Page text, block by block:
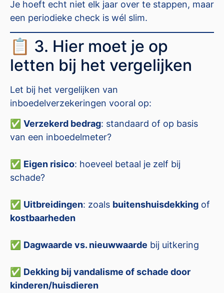
Je hoeft echt niet elk jaar over te stappen, maar
een periodieke check is wél slim.
📋 3. Hier moet je op
letten bij het vergelijken
Let bij het vergelijken van
inboedelverzekeringen vooral op:
✅ Verzekerd bedrag: standaard of op basis
van een inboedelmeter?
✅ Eigen risico: hoeveel betaal je zelf bij
schade?
✅ Uitbreidingen: zoals buitenshuisdekking of
kostbaarheden
✅ Dagwaarde vs. nieuwwaarde bij uitkering
✅ Dekking bij vandalisme of schade door
kinderen/huisdieren